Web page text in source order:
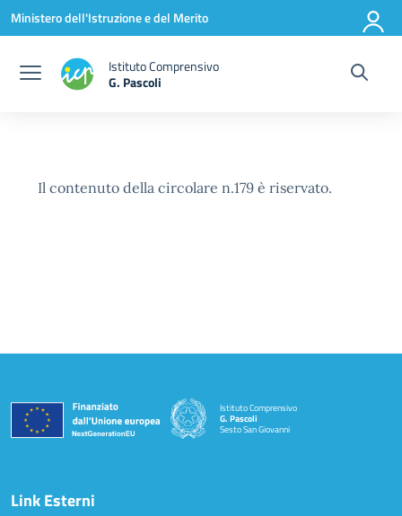
Vai ai contenuti
Vai al menu di navigazione
Vai al footer
Ministero dell'Istruzione e del Merito
Istituto Comprensivo
G. Pascoli
Il contenuto della circolare n.179 è riservato.
Istituto Comprensivo
G. Pascoli
Sesto San Giovanni
Link Esterni